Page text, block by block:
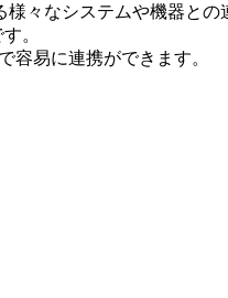
々なシステムや機器との
。
容易に連携ができます。